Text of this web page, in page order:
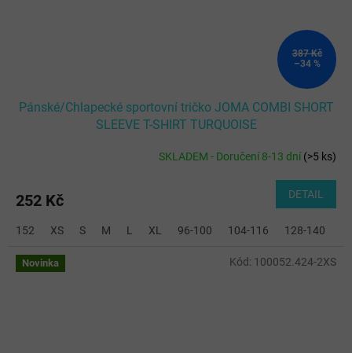
387 Kč
–34 %
Pánské/Chlapecké sportovní tričko JOMA COMBI SHORT
SLEEVE T-SHIRT TURQUOISE
SKLADEM - Doručení 8-13 dní(>5 ks)
252 Kč DETAIL
152 XS S M L XL 96-100 104-116 128-140
Novinka Kód: 100052.424-2XS